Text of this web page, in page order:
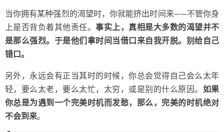
当你拥有某种强烈的渴望时，你就能挤出时间来——不管你身
上是否背负着其他责任。事实上，真相是大多数的渴望并不
是那么强烈。于是他们拿时间当借口来自我开脱。别给自己
错口。
另外，永远会有正当其时的时候，你总会觉得自己会么太年
轻，要么太老，要么太忙，太穷，或是别的什么原因。 如果
你总是为遇到一个完美时机而发愁，那么，完美的时机绝对
不会到来。